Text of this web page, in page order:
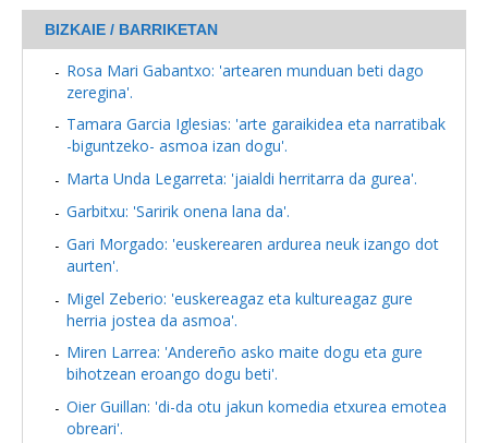
BIZKAIE / BARRIKETAN
Rosa Mari Gabantxo: 'artearen munduan beti dago
zeregina'.
Tamara Garcia Iglesias: 'arte garaikidea eta narratibak
-biguntzeko- asmoa izan dogu'.
Marta Unda Legarreta: 'jaialdi herritarra da gurea'.
Garbitxu: 'Saririk onena lana da'.
Gari Morgado: 'euskerearen ardurea neuk izango dot
aurten'.
Migel Zeberio: 'euskereagaz eta kultureagaz gure
herria jostea da asmoa'.
Miren Larrea: 'Andereño asko maite dogu eta gure
bihotzean eroango dogu beti'.
Oier Guillan: 'di-da otu jakun komedia etxurea emotea
obreari'.